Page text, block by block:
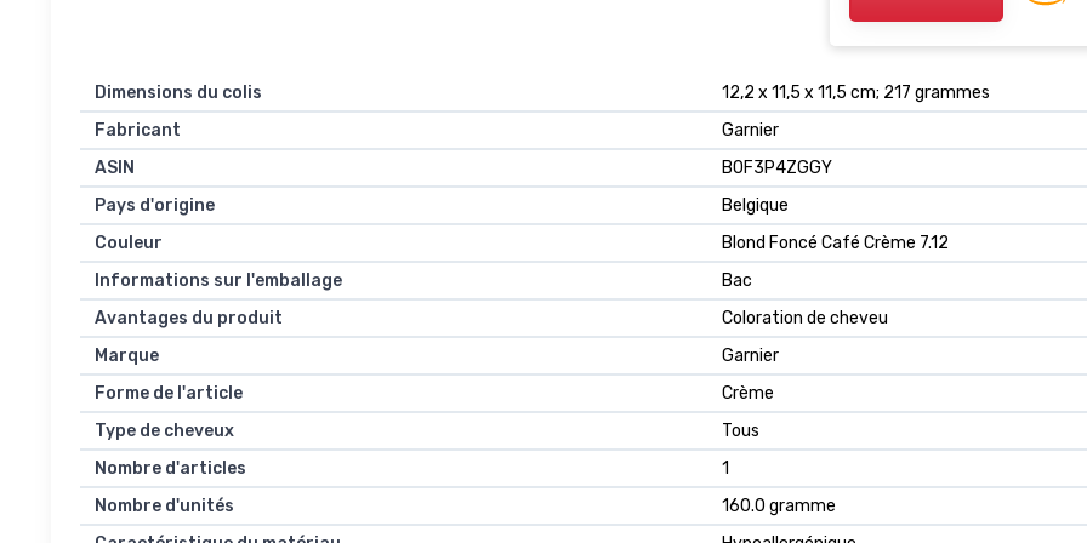
Excellence, N° 8U Blond
Dimensions du colis
12,2 x 11,5 x 11,5 cm; 217 grammes
Fabricant
Garnier
ASIN
B0F3P4ZGGY
Pays d'origine
Belgique
Couleur
Blond Foncé Café Crème 7.12
Informations sur l'emballage
Bac
Avantages du produit
Coloration de cheveu
Marque
Garnier
Forme de l'article
Crème
Type de cheveux
Tous
Nombre d'articles
1
Nombre d'unités
160.0 gramme